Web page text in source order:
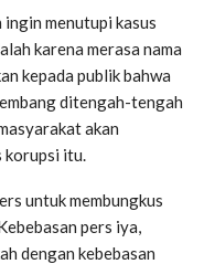
ingin menutupi kasus
karena merasa nama
kepada publik bahwa
ditengah-tengah
akan
korupsi itu.
untuk membungkus
pers iya,
dengan kebebasan